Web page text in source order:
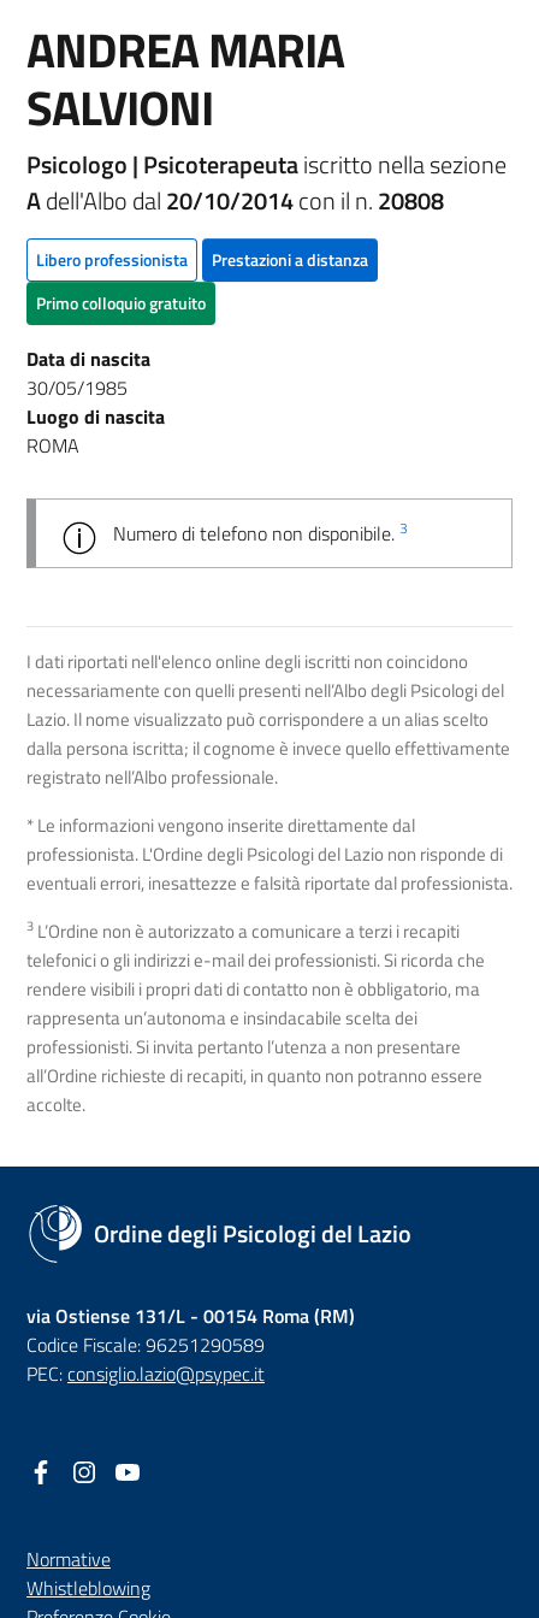
ANDREA MARIA
SALVIONI
Psicologo | Psicoterapeutaiscritto nella sezione
Adell'Albo dal20/10/2014con il n.20808
Libero professionista
Prestazioni a distanza
Primo colloquio gratuito
Data di nascita
30/05/1985
Luogo di nascita
ROMA
Numero di telefono non disponibile. 3
I dati riportati nell'elenco online degli iscritti non coincidono
necessariamente con quelli presenti nell’Albo degli Psicologi del
Lazio. Il nome visualizzato può corrispondere a un alias scelto
dalla persona iscritta; il cognome è invece quello effettivamente
registrato nell’Albo professionale.
* Le informazioni vengono inserite direttamente dal
professionista. L'Ordine degli Psicologi del Lazio non risponde di
eventuali errori, inesattezze e falsità riportate dal professionista.
3 L’Ordine non è autorizzato a comunicare a terzi i recapiti
telefonici o gli indirizzi e-mail dei professionisti. Si ricorda che
rendere visibili i propri dati di contatto non è obbligatorio, ma
rappresenta un’autonoma e insindacabile scelta dei
professionisti. Si invita pertanto l’utenza a non presentare
all’Ordine richieste di recapiti, in quanto non potranno essere
accolte.
Ordine degli Psicologi del Lazio
via Ostiense 131/L - 00154 Roma (RM)
Codice Fiscale: 96251290589
PEC:consiglio.lazio@psypec.it
Facebook
(nuova scheda - new tab)
Instagram
(nuova scheda - new tab)
Normative
Whistleblowing(nuova scheda - new tab)